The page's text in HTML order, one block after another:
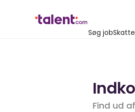
Søg job
Find ud